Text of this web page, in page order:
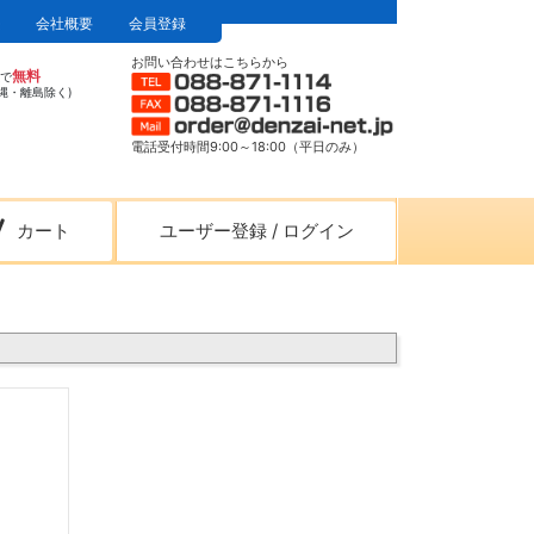
会社概要 会員登録
無料
・離島除く)
お問い合わせはこちらから
電話受付時間9:00～18:00（平日のみ）
カート ユーザー登録 / ログイン